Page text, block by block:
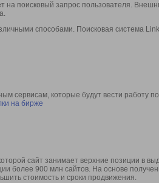
поисковый запрос пользователя.
способами. Поисковая система
сервисам, которые будут вести работу
на бирже
сайт занимает верхние позиции в
более 900 млн сайтов. На основе
стоимость и сроки продвижения.